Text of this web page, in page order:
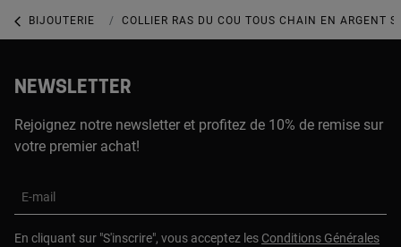
BIJOUTERIE BIJOUX EN ARGENT 925
COLLIER RAS DU COU TOUS CHAIN EN ARGENT
NEWSLETTER
Rejoignez notre newsletter et profitez de 10% de remise sur
votre premier achat!
E-mail
En cliquant sur "S'inscrire", vous acceptez les Conditions Générales